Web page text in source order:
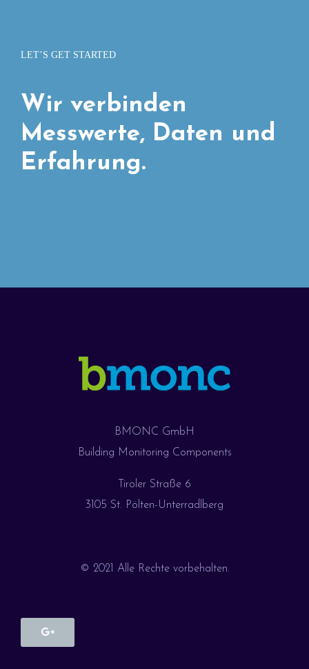
LET’S GET STARTED
Wir verbinden
Messwerte, Daten und
Erfahrung.
BMONC GmbH
Building Monitoring Components
Tiroler Straße 6
3105 St. Pölten-Unterradlberg
© 2021 Alle Rechte vorbehalten.